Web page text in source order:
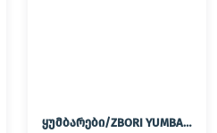
ყუმბარები/ZBORI YUMBAREBI